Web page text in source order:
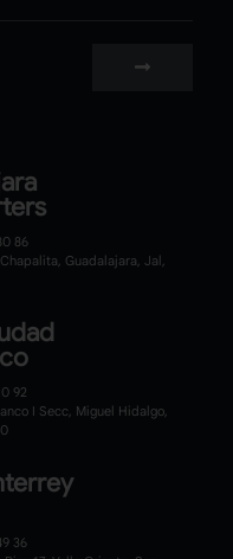
86
Chapalita, Guadalajara, Jal,
92
I Secc, Miguel Hidalgo,
36